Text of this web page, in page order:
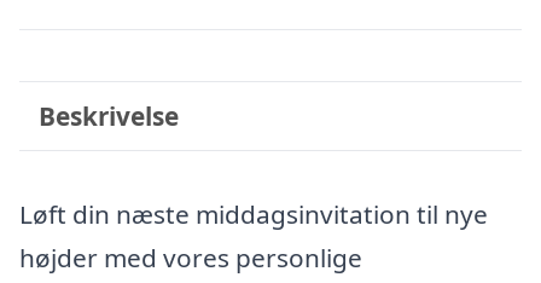
Beskrivelse
Løft din næste middagsinvitation til nye
højder med vores personlige